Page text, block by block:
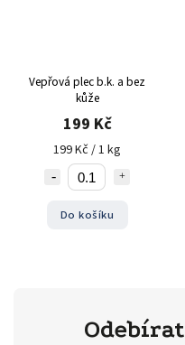
Vepřová plec b.k. a bez
kůže
199 Kč
199 Kč / 1 kg
Do košíku